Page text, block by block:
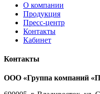
О компании
Продукция
Пресс-центр
Контакты
Кабинет
Контакты
ООО «Группа компаний